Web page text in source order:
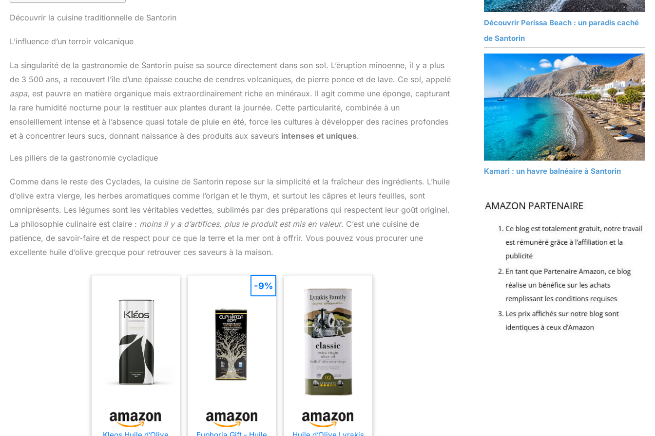
Découvrir la cuisine traditionnelle de Santorin
L’influence d’un terroir volcanique
La singularité de la gastronomie de Santorin puise sa source directement dans son sol. L’éruption minoenne, il y a plus
de 3 500 ans, a recouvert l’île d’une épaisse couche de cendres volcaniques, de pierre ponce et de lave. Ce sol, appelé
aspa, est pauvre en matière organique mais extraordinairement riche en minéraux. Il agit comme une éponge, capturant
la rare humidité nocturne pour la restituer aux plantes durant la journée. Cette particularité, combinée à un
ensoleillement intense et à l’absence quasi totale de pluie en été, force les cultures à développer des racines profondes
et à concentrer leurs sucs, donnant naissance à des produits aux saveurs intenses et uniques.
Les piliers de la gastronomie cycladique
Comme dans le reste des Cyclades, la cuisine de Santorin repose sur la simplicité et la fraîcheur des ingrédients. L’huile
d’olive extra vierge, les herbes aromatiques comme l’origan et le thym, et surtout les câpres et leurs feuilles, sont
omniprésents. Les légumes sont les véritables vedettes, sublimés par des préparations qui respectent leur goût originel.
La philosophie culinaire est claire : moins il y a d’artifices, plus le produit est mis en valeur. C’est une cuisine de
patience, de savoir-faire et de respect pour ce que la terre et la mer ont à offrir. Vous pouvez vous procurer une
excellente huile d’olive grecque pour retrouver ces saveurs à la maison.
-9%
Découvrir Perissa Beach : un paradis caché
de Santorin
Kamari : un havre balnéaire à Santorin